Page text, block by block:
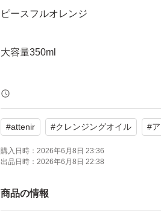
ピースフルオレンジ
大容量350ml
今週購入しました。
ポンプ付きは＋100円です。ご希望
- ブランド: Attenir
- 商品名: SKIN CLEAR CLEANSE
#attenir #クレンジングオイル #
購入日時： 2026年6月8日 23:36
出品日時： 2026年6月8日 22:38
商品の情報